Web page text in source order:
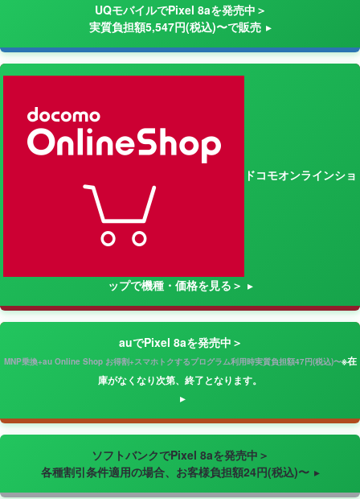
UQモバイルでPixel 8aを発売中＞
実質負担額5,547円(税込)〜で販売
ドコモオンラインショ
ップで機種・価格を見る＞
auでPixel 8aを発売中＞
MNP乗換+au Online Shop お得割+スマホトクするプログラム利用時実質負担額47円(税込)〜※在
庫がなくなり次第、終了となります。
ソフトバンクでPixel 8aを発売中＞
各種割引条件適用の場合、お客様負担額24円(税込)〜